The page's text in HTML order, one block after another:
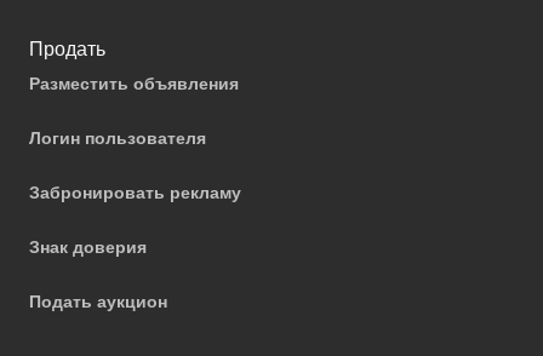
Продать
Разместить объявления
Логин пользователя
Забронировать рекламу
Знак доверия
Подать аукцион